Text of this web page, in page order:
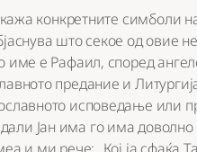
конкретните симболи
што секое од овие
е Рафаил, според
предание и
исповедање или
Јан има го има доволно